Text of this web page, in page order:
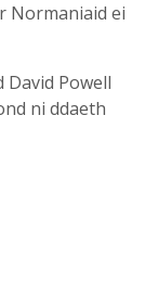
Normaniaid ei
David Powell
ni ddaeth